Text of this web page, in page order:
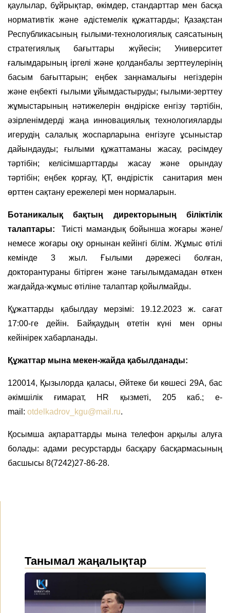
қаулылар, бұйрықтар, өкімдер, стандарттар мен басқа
нормативтік және әдістемелік құжаттарды; Қазақстан
Республикасының ғылыми-технологиялық саясатының
стратегиялық бағыттары жүйесін; Университет
ғалымдарының іргелі және қолданбалы зерттеулерінің
басым бағыттарын; еңбек заңнамалығы негіздерін
және еңбекті ғылыми ұйымдастыруды; ғылыми-зерттеу
жұмыстарының нәтижелерін өндіріске енгізу тәртібін,
әзірленімдерді жаңа инновациялық технологияларды
игерудің салалық жоспарларына енгізуге ұсыныстар
дайындауды; ғылыми құжаттаманы жасау, рәсімдеу
тәртібін; келісімшарттарды жасау және орындау
тәртібін; еңбек қорғау, ҚТ, өндірістік санитария мен
өрттен сақтану ережелері мен нормаларын.
Ботаникалық бақтың директорының біліктілік
талаптары: Тиісті мамандық бойынша жоғары және/
немесе жоғары оқу орнынан кейінгі білім. Жұмыс өтілі
кемінде 3 жыл. Ғылыми дәрежесі болған,
докторантураны бітірген және тағылымдамадан өткен
жағдайда-жұмыс өтіліне талаптар қойылмайды.
Құжаттарды қабылдау мерзімі: 19.12.2023 ж. сағат
17:00-ге дейін. Байқаудың өтетін күні мен орны
кейінірек хабарланады.
Құжаттар мына мекен-жайда қабылданады:
120014, Қызылорда қаласы, Әйтеке би көшесі 29А, бас
әкімшілік ғимарат, HR қызметі, 205 каб.; e-
mail: otdelkadrov_kgu@mail.ru.
Қосымша ақпараттарды мына телефон арқылы алуға
болады: адами ресурстарды басқару басқармасының
басшысы 8(7242)27-86-28.
Танымал жаңалықтар